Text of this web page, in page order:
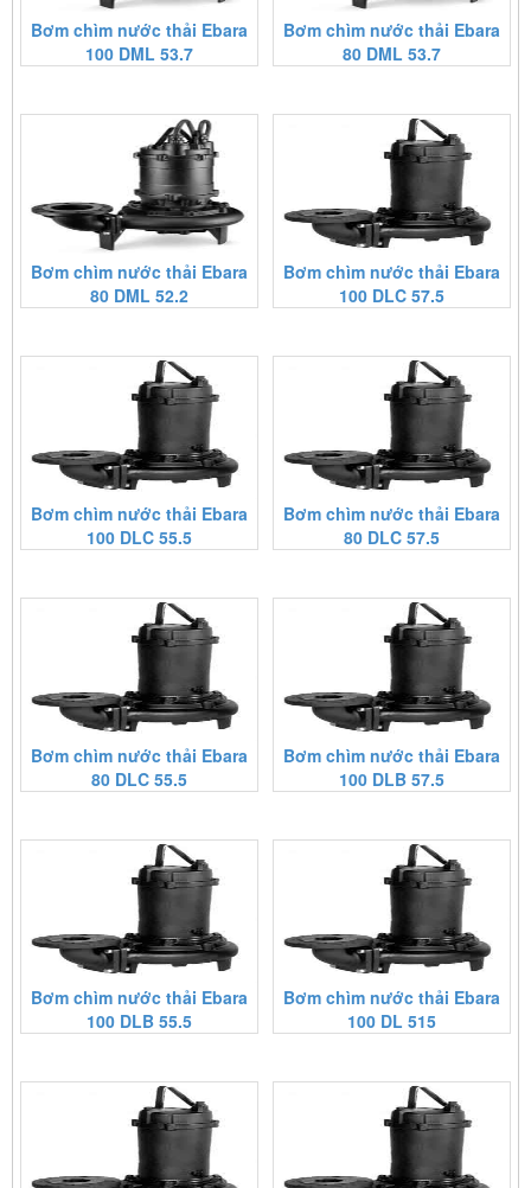
Bơm chìm nước thải Ebara
100 DML 53.7
Bơm chìm nước thải Ebara
80 DML 53.7
Bơm chìm nước thải Ebara
80 DML 52.2
Bơm chìm nước thải Ebara
100 DLC 57.5
Bơm chìm nước thải Ebara
100 DLC 55.5
Bơm chìm nước thải Ebara
80 DLC 57.5
Bơm chìm nước thải Ebara
80 DLC 55.5
Bơm chìm nước thải Ebara
100 DLB 57.5
Bơm chìm nước thải Ebara
100 DLB 55.5
Bơm chìm nước thải Ebara
100 DL 515